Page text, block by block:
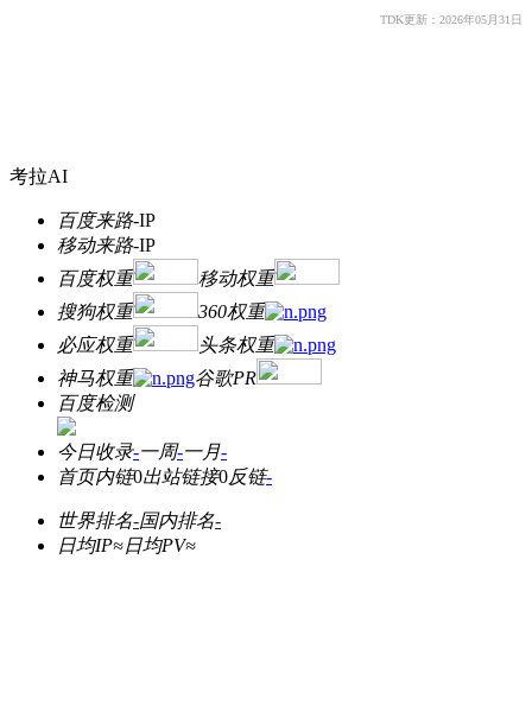
TDK更新：2026年05月31日
考拉AI
百度来路-IP
移动来路-IP
百度权重
移动权重
搜狗权重
360权重
必应权重
头条权重
神马权重
谷歌PR
百度检测
今日收录-一周-一月-
首页内链0出站链接0反链-
世界排名-国内排名-
日均IP≈日均PV≈